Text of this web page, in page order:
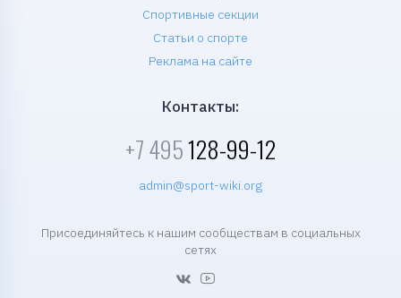
Спортивные секции
Статьи о спорте
Реклама на сайте
Контакты:
+7 495128-99-12
admin@sport-wiki.org
Присоединяйтесь к нашим сообществам в социальных
сетях